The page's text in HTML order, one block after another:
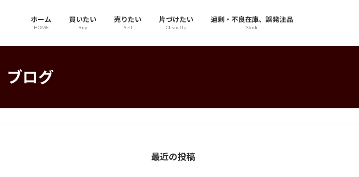
ホーム
HOME
買いたい
Buy
売りたい
Sell
片づけたい
Clean Up
過剰・不良在庫、誤発注品
Stock
ブログ
最近の投稿